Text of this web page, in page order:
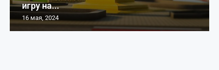
игру на...
16 мая, 2024